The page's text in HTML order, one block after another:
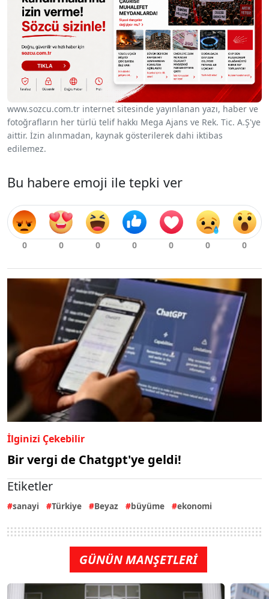
www.sozcu.com.tr internet sitesinde yayınlanan yazı, haber ve
fotoğrafların her türlü telif hakkı Mega Ajans ve Rek. Tic. A.Ş'ye
aittir. İzin alınmadan, kaynak gösterilerek dahi iktibas
edilemez.
Bu habere emoji ile tepki ver
İlginizi Çekebilir
Bir vergi de Chatgpt'ye geldi!
Etiketler
sanayi Türkiye Beyaz büyüme ekonomi
GÜNÜN MANŞETLERİ